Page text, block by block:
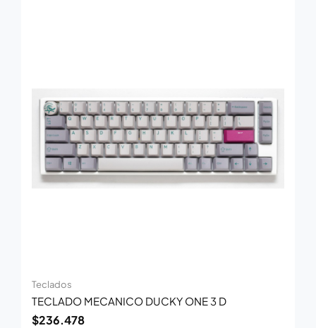
Teclados
TECLADO MECANICO DUCKY ONE 3 D
$236.478